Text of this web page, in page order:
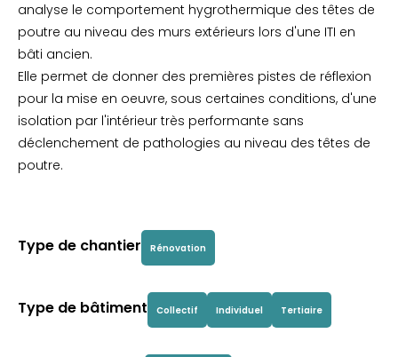
analyse le comportement hygrothermique des têtes de
poutre au niveau des murs extérieurs lors d'une ITI en
bâti ancien.
Elle permet de donner des premières pistes de réflexion
pour la mise en oeuvre, sous certaines conditions, d'une
isolation par l'intérieur très performante sans
déclenchement de pathologies au niveau des têtes de
poutre.
Type de chantier Rénovation
Type de bâtiment Collectif Individuel Tertiaire